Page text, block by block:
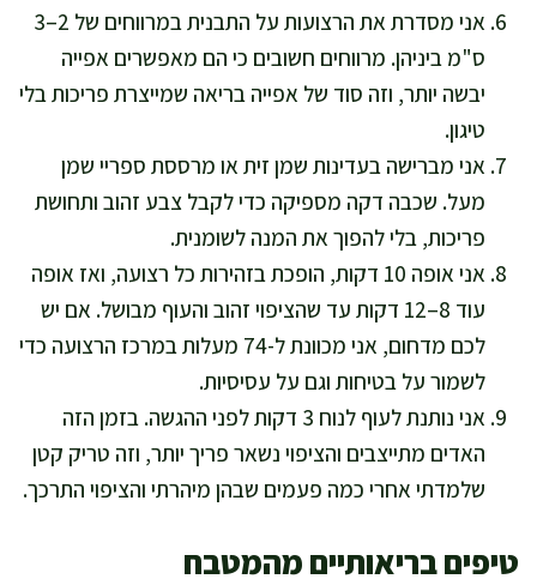
אני מסדרת את הרצועות על התבנית במרווחים של 2–3
ס"מ ביניהן. מרווחים חשובים כי הם מאפשרים אפייה
יבשה יותר, וזה סוד של אפייה בריאה שמייצרת פריכות בלי
טיגון.
אני מברישה בעדינות שמן זית או מרססת ספריי שמן
מעל. שכבה דקה מספיקה כדי לקבל צבע זהוב ותחושת
פריכות, בלי להפוך את המנה לשומנית.
אני אופה 10 דקות, הופכת בזהירות כל רצועה, ואז אופה
עוד 8–12 דקות עד שהציפוי זהוב והעוף מבושל. אם יש
לכם מדחום, אני מכוונת ל-74 מעלות במרכז הרצועה כדי
לשמור על בטיחות וגם על עסיסיות.
אני נותנת לעוף לנוח 3 דקות לפני ההגשה. בזמן הזה
האדים מתייצבים והציפוי נשאר פריך יותר, וזה טריק קטן
שלמדתי אחרי כמה פעמים שבהן מיהרתי והציפוי התרכך.
טיפים בריאותיים מהמטבח